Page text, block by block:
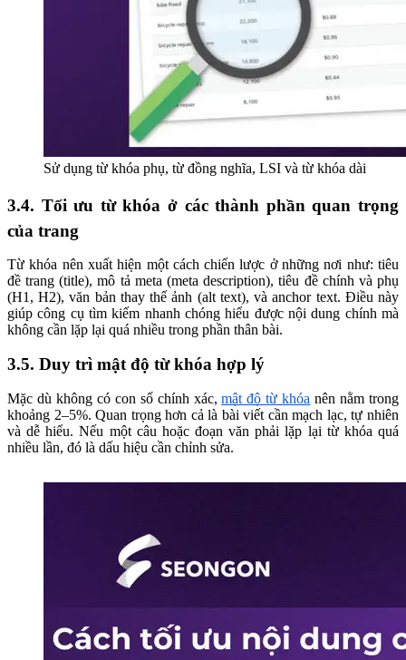
Sử dụng từ khóa phụ, từ đồng nghĩa, LSI và từ khóa dài
3.4. Tối ưu từ khóa ở các thành phần quan trọng
của trang
Từ khóa nên xuất hiện một cách chiến lược ở những nơi như: tiêu
đề trang (title), mô tả meta (meta description), tiêu đề chính và phụ
(H1, H2), văn bản thay thế ảnh (alt text), và anchor text. Điều này
giúp công cụ tìm kiếm nhanh chóng hiểu được nội dung chính mà
không cần lặp lại quá nhiều trong phần thân bài.
3.5. Duy trì mật độ từ khóa hợp lý
Mặc dù không có con số chính xác,mật độ từ khóa nên nằm trong
khoảng 2–5%. Quan trọng hơn cả là bài viết cần mạch lạc, tự nhiên
và dễ hiểu. Nếu một câu hoặc đoạn văn phải lặp lại từ khóa quá
nhiều lần, đó là dấu hiệu cần chỉnh sửa.